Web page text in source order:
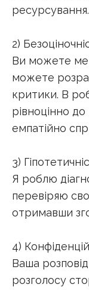
ресурсування.
2)
Ви можете
можете
критики. В
рівноцінно
емпатійно
3)
Я роблю
перевіряю
отримавши
4)
Ваша
розголосу